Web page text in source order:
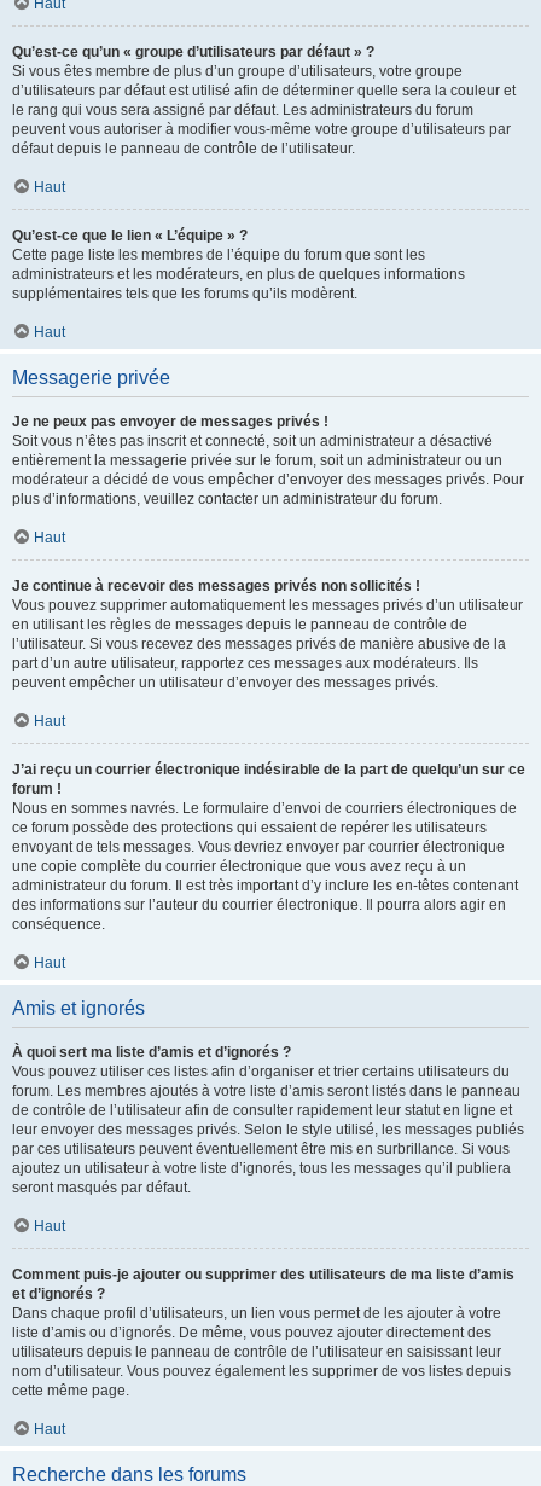
Haut
Qu’est-ce qu’un « groupe d’utilisateurs par défaut » ?
Si vous êtes membre de plus d’un groupe d’utilisateurs, votre groupe
d’utilisateurs par défaut est utilisé afin de déterminer quelle sera la couleur et
le rang qui vous sera assigné par défaut. Les administrateurs du forum
peuvent vous autoriser à modifier vous-même votre groupe d’utilisateurs par
défaut depuis le panneau de contrôle de l’utilisateur.
Haut
Qu’est-ce que le lien « L’équipe » ?
Cette page liste les membres de l’équipe du forum que sont les
administrateurs et les modérateurs, en plus de quelques informations
supplémentaires tels que les forums qu’ils modèrent.
Haut
Messagerie privée
Je ne peux pas envoyer de messages privés !
Soit vous n’êtes pas inscrit et connecté, soit un administrateur a désactivé
entièrement la messagerie privée sur le forum, soit un administrateur ou un
modérateur a décidé de vous empêcher d’envoyer des messages privés. Pour
plus d’informations, veuillez contacter un administrateur du forum.
Haut
Je continue à recevoir des messages privés non sollicités !
Vous pouvez supprimer automatiquement les messages privés d’un utilisateur
en utilisant les règles de messages depuis le panneau de contrôle de
l’utilisateur. Si vous recevez des messages privés de manière abusive de la
part d’un autre utilisateur, rapportez ces messages aux modérateurs. Ils
peuvent empêcher un utilisateur d’envoyer des messages privés.
Haut
J’ai reçu un courrier électronique indésirable de la part de quelqu’un sur ce
forum !
Nous en sommes navrés. Le formulaire d’envoi de courriers électroniques de
ce forum possède des protections qui essaient de repérer les utilisateurs
envoyant de tels messages. Vous devriez envoyer par courrier électronique
une copie complète du courrier électronique que vous avez reçu à un
administrateur du forum. Il est très important d’y inclure les en-têtes contenant
des informations sur l’auteur du courrier électronique. Il pourra alors agir en
conséquence.
Haut
Amis et ignorés
À quoi sert ma liste d’amis et d’ignorés ?
Vous pouvez utiliser ces listes afin d’organiser et trier certains utilisateurs du
forum. Les membres ajoutés à votre liste d’amis seront listés dans le panneau
de contrôle de l’utilisateur afin de consulter rapidement leur statut en ligne et
leur envoyer des messages privés. Selon le style utilisé, les messages publiés
par ces utilisateurs peuvent éventuellement être mis en surbrillance. Si vous
ajoutez un utilisateur à votre liste d’ignorés, tous les messages qu’il publiera
seront masqués par défaut.
Haut
Comment puis-je ajouter ou supprimer des utilisateurs de ma liste d’amis
et d’ignorés ?
Dans chaque profil d’utilisateurs, un lien vous permet de les ajouter à votre
liste d’amis ou d’ignorés. De même, vous pouvez ajouter directement des
utilisateurs depuis le panneau de contrôle de l’utilisateur en saisissant leur
nom d’utilisateur. Vous pouvez également les supprimer de vos listes depuis
cette même page.
Haut
Recherche dans les forums